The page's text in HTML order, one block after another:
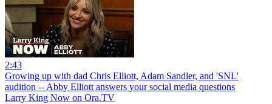
2:43
Growing up with dad Chris Elliott, Adam Sandler, and 'SNL'
audition -- Abby Elliott answers your social media questions
Larry King Now on Ora.TV